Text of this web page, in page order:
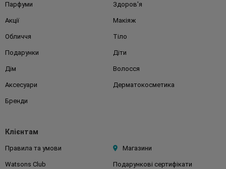
Парфуми Здоров'я
Акції Макіяж
Обличчя Тіло
Подарунки Діти
Дім Волосся
Аксесуари Дерматокосметика
Бренди
Клієнтам
Правила та умови Магазини
Watsons Club Подарункові сертифікати